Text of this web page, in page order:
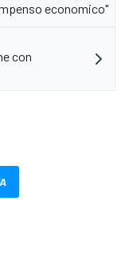
economico"
con